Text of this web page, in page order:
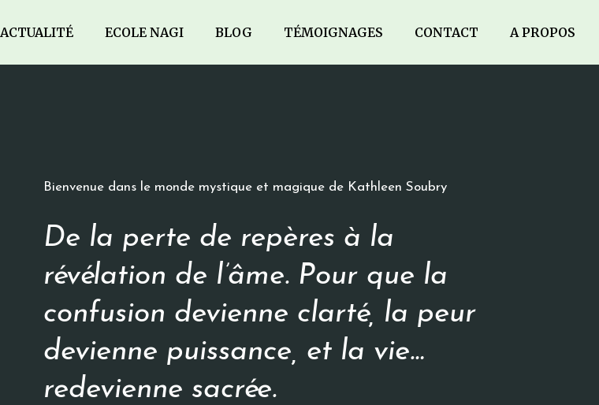
ACTUALITÉ ECOLE NAGI BLOG TÉMOIGNAGES CONTACT A PROPOS
Bienvenue dans le monde mystique et magique de Kathleen Soubry
De la perte de repères à la
révélation de l’âme. Pour que la
confusion devienne clarté, la peur
devienne puissance, et la vie…
redevienne sacrée.